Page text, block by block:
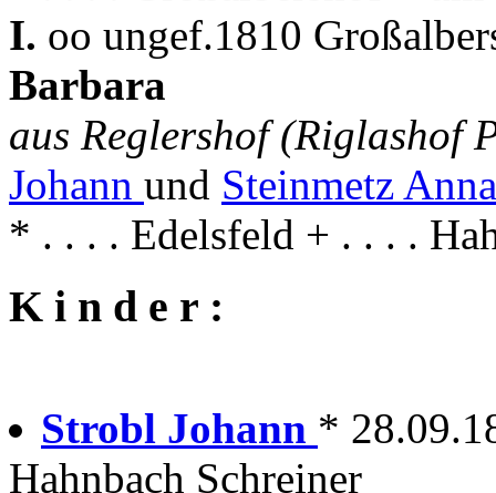
I. oo ungef.1810
Barbara
aus Reglershof (Riglashof
Johann und Steinmetz
* . . . . Edelsfeld + . . . .
K i n d e r :
Strobl Johann *
Hahnbach Schreiner